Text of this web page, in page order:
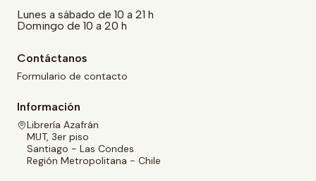
Lunes a sábado de 10 a 21 h
Domingo de 10 a 20 h
Contáctanos
Formulario de contacto
Información
Librería Azafrán
MUT, 3er piso
Santiago - Las Condes
Región Metropolitana - Chile